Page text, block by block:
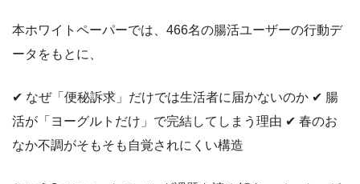
本ホワイトペーパーでは、466名の腸活ユーザーの行動デ
ータをもとに、
✔ なぜ「便秘訴求」だけでは生活者に届かないのか ✔ 腸
活が「ヨーグルトだけ」で完結してしまう理由 ✔ 春のお
なか不調がそもそも自覚されにくい構造